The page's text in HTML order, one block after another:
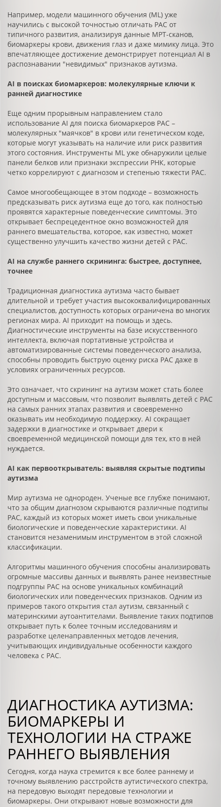
Например, модели машинного обучения (МL) уже
научились с высокой точностью отличать РАС от
типичного развития, анализируя данные МРТ-сканов,
биомаркеры крови, движения глаз и даже мимику лица. Это
впечатляющее достижение демонстрирует потенциал AI в
распознавании "невидимых" признаков аутизма.
AI в поисках биомаркеров: молекулярные ключи к
ранней диагностике
Еще одним прорывным направлением стало
использование AI для поиска биомаркеров РАС –
молекулярных "маячков" в крови или генетическом коде,
которые могут указывать на наличие или риск развития
этого состояния. Инструменты МL уже обнаружили целые
панели белков или признаки экспрессии РНК, которые
четко коррелируют с диагнозом и степенью тяжести РАС.
Самое многообещающее в этом подходе – возможность
предсказывать риск аутизма еще до того, как полностью
проявятся характерные поведенческие симптомы. Это
открывает беспрецедентное окно возможностей для
раннего вмешательства, которое, как известно, может
существенно улучшить качество жизни детей с РАС.
AI на службе раннего скрининга: быстрее, доступнее,
точнее
Традиционная диагностика аутизма часто бывает
длительной и требует участия высококвалифицированных
специалистов, доступность которых ограничена во многих
регионах мира. AI приходит на помощь и здесь.
Диагностические инструменты на базе искусственного
интеллекта, включая портативные устройства и
автоматизированные системы поведенческого анализа,
способны проводить быструю оценку риска РАС даже в
условиях ограниченных ресурсов.
Это означает, что скрининг на аутизм может стать более
доступным и массовым, что позволит выявлять детей с РАС
на самых ранних этапах развития и своевременно
оказывать им необходимую поддержку. AI сокращает
задержки в диагностике и открывает двери к
своевременной медицинской помощи для тех, кто в ней
нуждается.
AI как первооткрыватель: выявляя скрытые подтипы
аутизма
Мир аутизма не однороден. Ученые все глубже понимают,
что за общим диагнозом скрываются различные подтипы
РАС, каждый из которых может иметь свои уникальные
биологические и поведенческие характеристики. AI
становится незаменимым инструментом в этой сложной
классификации.
Алгоритмы машинного обучения способны анализировать
огромные массивы данных и выявлять ранее неизвестные
подгруппы РАС на основе уникальных комбинаций
биологических или поведенческих признаков. Одним из
примеров такого открытия стал аутизм, связанный с
материнскими аутоантителами. Выявление таких подтипов
открывает путь к более точным исследованиям и
разработке целенаправленных методов лечения,
учитывающих индивидуальные особенности каждого
человека с РАС.
ДИАГНОСТИКА АУТИЗМА:
БИОМАРКЕРЫ И
ТЕХНОЛОГИИ НА СТРАЖЕ
РАННЕГО ВЫЯВЛЕНИЯ
Сегодня, когда наука стремится к все более раннему и
точному выявлению расстройств аутистического спектра,
на передовую выходят передовые технологии и
биомаркеры. Они открывают новые возможности для